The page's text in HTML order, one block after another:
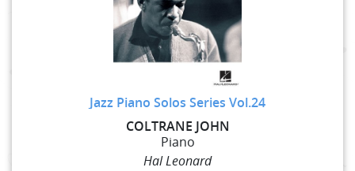
Jazz Piano Solos Series Vol.24
COLTRANE JOHN
Piano
Hal Leonard